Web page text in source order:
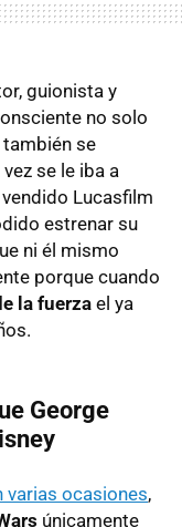
guionista y
no solo
se
se le iba a
Lucasfilm
estrenar su
ni él mismo
porque cuando
la fuerza el ya
George
varias ocasiones,
únicamente